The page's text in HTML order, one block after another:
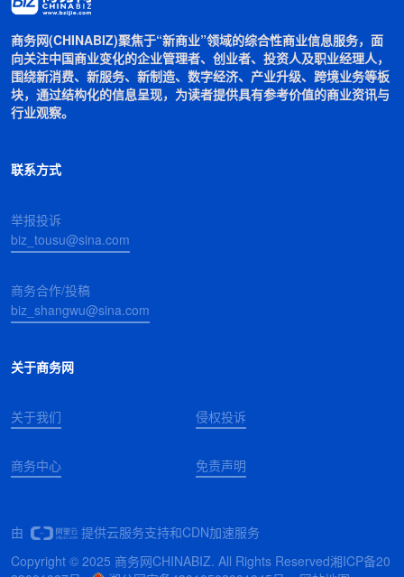
商务网(CHINABIZ)聚焦于“新商业”领域的综合性商业信息服务，面
向关注中国商业变化的企业管理者、创业者、投资人及职业经理人，
围绕新消费、新服务、新制造、数字经济、产业升级、跨境业务等板
块，通过结构化的信息呈现，为读者提供具有参考价值的商业资讯与
行业观察。
联系方式
举报投诉
biz_tousu@sina.com
商务合作/投稿
biz_shangwu@sina.com
关于商务网
关于我们 侵权投诉
商务中心 免责声明
由
提供云服务支持和CDN加速服务
Copyright © 2025 商务网CHINABIZ. All Rights Reserved湘ICP备20